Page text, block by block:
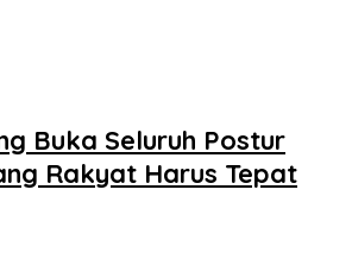
Buka Seluruh Postur
Rakyat Harus Tepat